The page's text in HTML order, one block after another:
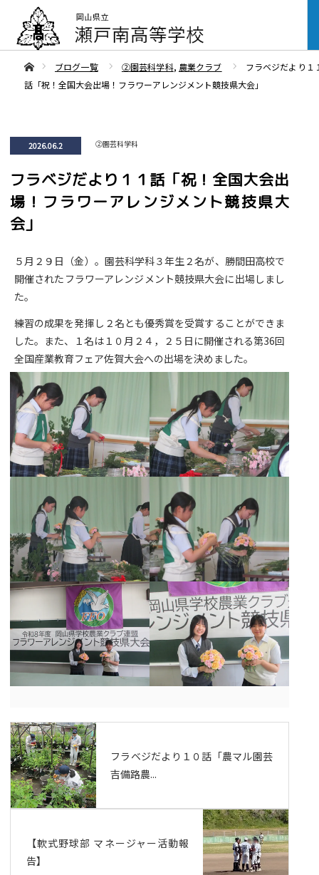
ああホームブログ一覧 ②園芸科学科, 農業クラブ
フラベジだより１
話「祝！全国大会出場！フラワーアレンジメント競技県大会」
2026.06.2 ②園芸科学科
フラベジだより１１話「祝！全国大会出
場！フラワーアレンジメント競技県大
会」
５月２９日（金）。園芸科学科３年生２名が、勝間田高校で
開催されたフラワーアレンジメント競技県大会に出場しまし
た。
練習の成果を発揮し２名とも優秀賞を受賞することができま
した。また、１名は１０月２４，２５日に開催される第36回
全国産業教育フェア佐賀大会への出場を決めました。
フラベジだより１０話「農マル園芸
吉備路農...
【軟式野球部 マネージャー活動報
告】